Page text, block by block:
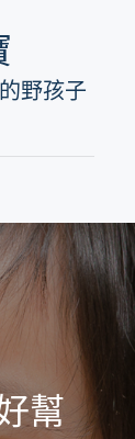
野孩子
幫